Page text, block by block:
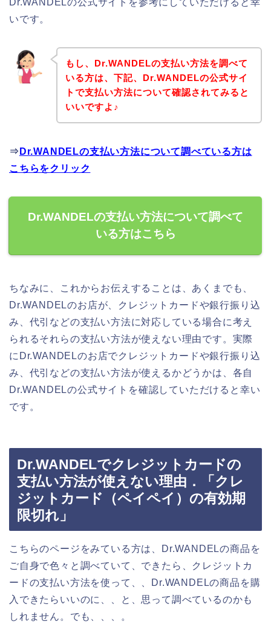
Dr.WANDELの公式サイトを参考にしていただけると幸
いです。
もし、Dr.WANDELの支払い方法を調べて
いる方は、下記、Dr.WANDELの公式サイ
トで支払い方法について確認されてみると
いいですよ♪
⇒ Dr.WANDELの支払い方法について調べている方は
こちらをクリック
Dr.WANDELの支払い方法について調べて
いる方はこちら
ちなみに、これからお伝えすることは、あくまでも、
Dr.WANDELのお店が、クレジットカードや銀行振り込
み、代引などの支払い方法に対応している場合に考え
られるそれらの支払い方法が使えない理由です。実際
にDr.WANDELのお店でクレジットカードや銀行振り込
み、代引などの支払い方法が使えるかどうかは、各自
Dr.WANDELの公式サイトを確認していただけると幸い
です。
Dr.WANDELでクレジットカードの
支払い方法が使えない理由．「クレ
ジットカード（ペイペイ）の有効期
限切れ」
こちらのページをみている方は、Dr.WANDELの商品を
ご自身で色々と調べていて、できたら、クレジットカ
ードの支払い方法を使って、、Dr.WANDELの商品を購
入できたらいいのに、、と、思って調べているのかも
しれません。でも、、、。